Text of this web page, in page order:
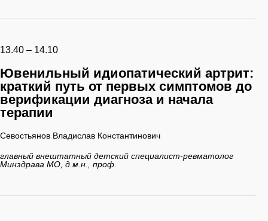
13.40 – 14.10
Ювенильный идиопатический артрит:
краткий путь от первых симптомов до
верификации диагноза и начала
терапии
Севостьянов Владислав Константинович
главный внештатный детский специалист-ревматолог
Минздрава МО, д.м.н., проф.